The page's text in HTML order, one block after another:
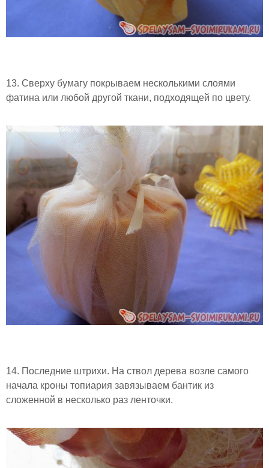
13. Сверху бумагу покрываем несколькими слоями
фатина или любой другой ткани, подходящей по цвету.
14. Последние штрихи. На ствол дерева возле самого
начала кроны топиария завязываем бантик из
сложенной в несколько раз ленточки.